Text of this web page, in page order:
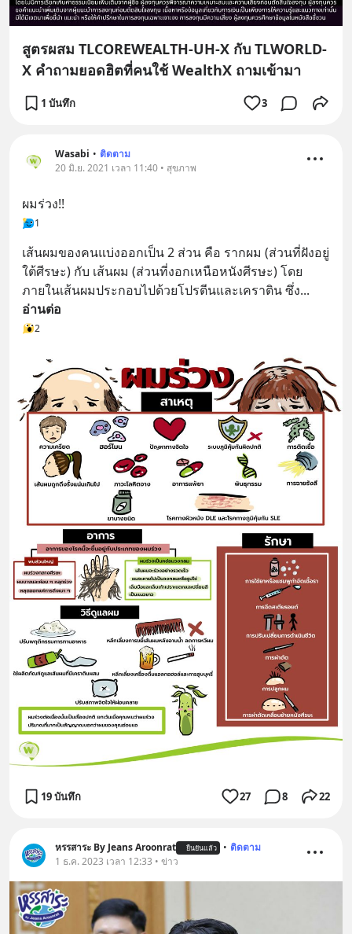
สูตรผสม TLCOREWEALTH-UH-X กับ TLWORLD-
X คำถามยอดฮิตที่คนใช้ WealthX ถามเข้ามา
1 บันทึก 3
Wasabi • ติดตาม
20 มิ.ย. 2021 เวลา 11:40 • สุขภาพ
ผมร่วง!!
1
เส้นผมของคนแบ่งออกเป็น 2 ส่วน คือ รากผม (ส่วนที่ฝังอยู่
ใต้ศีรษะ) กับ เส้นผม (ส่วนที่งอกเหนือหนังศีรษะ) โดย
ภายในเส้นผมประกอบไปด้วยโปรตีนและเคราติน ซึ่ง
อ่านต่อ
2
19 บันทึก 27 8 22
หรรสาระ By Jeans Aroonrat ยืนยันแล้ว • ติดตาม
1 ธ.ค. 2023 เวลา 12:33 • ข่าว